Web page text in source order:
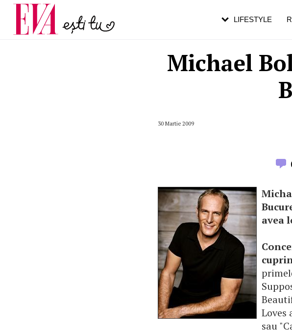
Michael
30 Martie 2009
avea
Loves
sau
LIFESTYLE
Carieră
Actualitate
pe măsură ce înaintezi în vârstă